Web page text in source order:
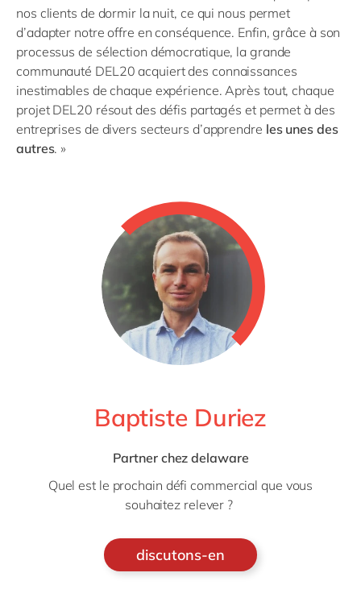
nos clients de dormir la nuit, ce qui nous permet
d’adapter notre offre en conséquence. Enfin, grâce à son
processus de sélection démocratique, la grande
communauté DEL20 acquiert des connaissances
inestimables de chaque expérience. Après tout, chaque
projet DEL20 résout des défis partagés et permet à des
entreprises de divers secteurs d’apprendre les unes des
autres. »
Baptiste Duriez
Partner chez delaware
Quel est le prochain défi commercial que vous
souhaitez relever ?
discutons-en